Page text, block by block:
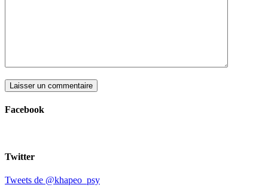
Facebook
Twitter
Tweets de @khapeo_psy